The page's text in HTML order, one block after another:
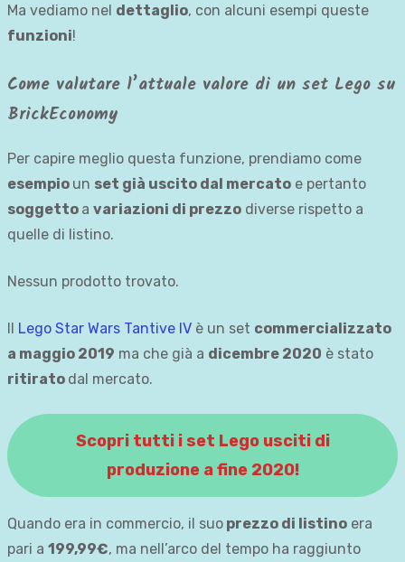
Ma vediamo nel dettaglio, con alcuni esempi queste
funzioni!
Come valutare l’attuale valore di un set Lego su
BrickEconomy
Per capire meglio questa funzione, prendiamo come
esempio un set già uscito dal mercato e pertanto
soggetto a variazioni di prezzo diverse rispetto a
quelle di listino.
Nessun prodotto trovato.
Lego Star Wars Tantive IV è un set commercializzato
a maggio 2019 ma che già a dicembre 2020 è stato
ritirato dal mercato.
Scopri tutti i set Lego usciti di
produzione a fine 2020!
Quando era in commercio, il suo prezzo di listino era
pari a 199,99€, ma nell’arco del tempo ha raggiunto